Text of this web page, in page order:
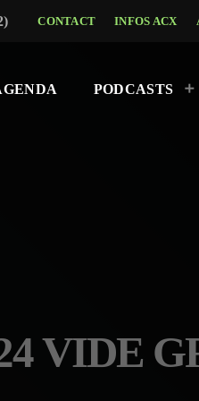
CONTACT INFOS ACX
PODCASTS
VIDE